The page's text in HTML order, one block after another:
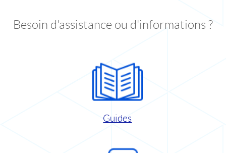
Besoin d'assistance ou d'informations ?
Guides